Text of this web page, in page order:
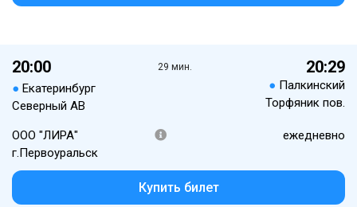
20:00
● Екатеринбург
Северный АВ
29 мин. 20:29
● Палкинский
Торфяник пов.
ООО "ЛИРА"
г.Первоуральск
ежедневно
Купить билет